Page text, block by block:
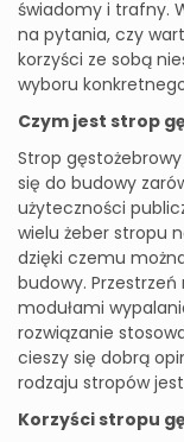
świadomy i trafny.
na pytania, czy
korzyści ze sobą
wyboru
Czym jest strop
Strop
się do budowy
użyteczności
wielu żeber stropu
dzięki czemu
budowy.
modułami
rozwiązanie
cieszy się dobrą
rodzaju stropów
Korzyści stropu